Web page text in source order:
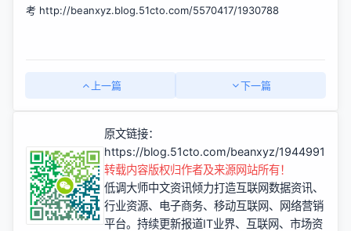
考 http://beanxyz.blog.51cto.com/5570417/1930788
上一篇 下一篇
原文链接：
https://blog.51cto.com/beanxyz/1944991
转载内容版权归作者及来源网站所有！
低调大师中文资讯倾力打造互联网数据资讯、
行业资源、电子商务、移动互联网、网络营销
平台。持续更新报道IT业界、互联网、市场资